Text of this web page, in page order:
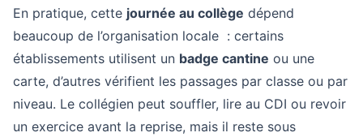
En pratique, cette journée au collège dépend
beaucoup de l’organisation locale : certains
établissements utilisent un badge cantine ou une
carte, d’autres vérifient les passages par classe ou par
niveau. Le collégien peut souffler, lire au CDI ou revoir
un exercice avant la reprise, mais il reste sous